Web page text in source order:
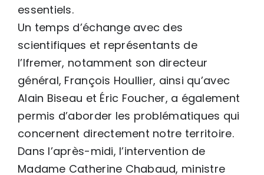
essentiels.
Un temps d’échange avec des
scientifiques et représentants de
l’Ifremer, notamment son directeur
général, François Houllier, ainsi qu’avec
Alain Biseau et Éric Foucher, a également
permis d’aborder les problématiques qui
concernent directement notre territoire.
Dans l’après-midi, l’intervention de
Madame Catherine Chabaud, ministre